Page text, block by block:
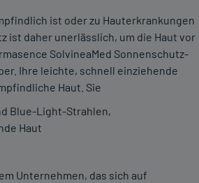
ist oder zu Hauterkrankungen
ist daher unerlässlich, um die Haut vor
SolvineaMed Sonnenschutz-
Ihre leichte, schnell einziehende
Haut. Sie
Blue-Light-Strahlen,
Haut
Unternehmen, das sich auf